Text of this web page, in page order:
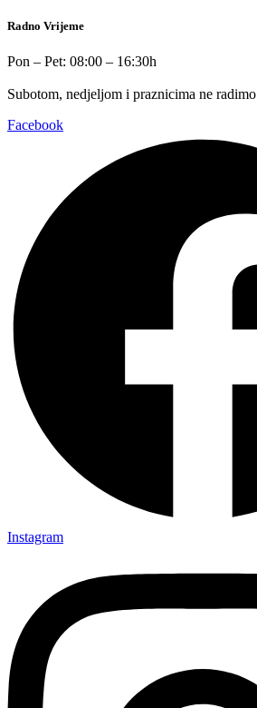
Radno Vrijeme
Pon – Pet: 08:00 – 16:30h
Subotom, nedjeljom i praznicima ne radimo
Facebook
Instagram